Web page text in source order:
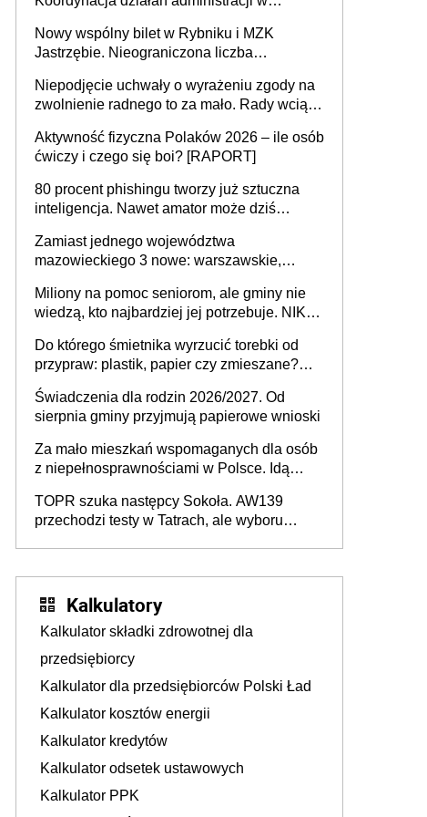
Nowy wspólny bilet w Rybniku i MZK
Jastrzębie. Nieograniczona liczba
Niepodjęcie uchwały o wyrażeniu zgody na
zwolnienie radnego to za mało. Rady wciąż
rozstrzygać sprawy
Aktywność fizyczna Polaków 2026 – ile osób
ćwiczy i czego się boi? [RAPORT]
80 procent phishingu tworzy już sztuczna
inteligencja. Nawet amator może dziś
Zamiast jednego województwa
mazowieckiego 3 nowe: warszawskie,
Europie nie ma tak dużych jednostek
stołecznych
Miliony na pomoc seniorom, ale gminy nie
wiedzą, kto najbardziej jej potrzebuje. NIK
Do którego śmietnika wyrzucić torebki od
przypraw: plastik, papier czy zmieszane?
Świadczenia dla rodzin 2026/2027. Od
sierpnia gminy przyjmują papierowe wnioski
Za mało mieszkań wspomaganych dla osób
z niepełnosprawnościami w Polsce. Idą
TOPR szuka następcy Sokoła. AW139
przechodzi testy w Tatrach, ale wyboru
Kalkulatory
Kalkulator składki zdrowotnej dla
przedsiębiorcy
Kalkulator dla przedsiębiorców Polski Ład
Kalkulator kosztów energii
Kalkulator kredytów
Kalkulator odsetek ustawowych
Kalkulator PPK